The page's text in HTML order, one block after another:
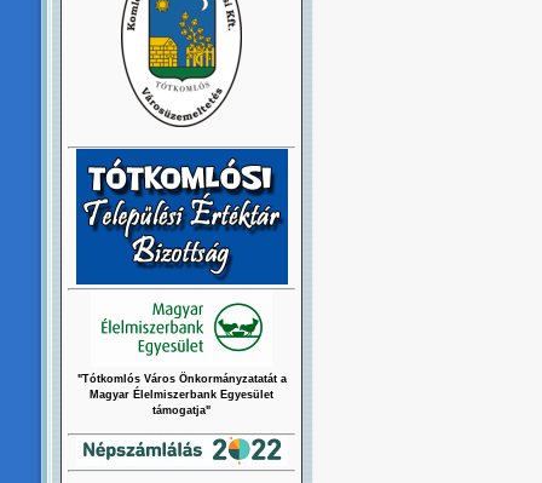
"Tótkomlós Város Önkormányzatatát a
Magyar Élelmiszerbank Egyesület
támogatja"